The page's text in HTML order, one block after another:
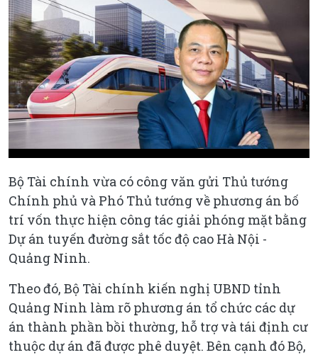
Bộ Tài chính vừa có công văn gửi Thủ tướng
Chính phủ và Phó Thủ tướng về phương án bố
trí vốn thực hiện công tác giải phóng mặt bằng
Dự án tuyến đường sắt tốc độ cao Hà Nội -
Quảng Ninh.
Theo đó, Bộ Tài chính kiến nghị UBND tỉnh
Quảng Ninh làm rõ phương án tổ chức các dự
án thành phần bồi thường, hỗ trợ và tái định cư
thuộc dự án đã được phê duyệt. Bên cạnh đó Bộ,